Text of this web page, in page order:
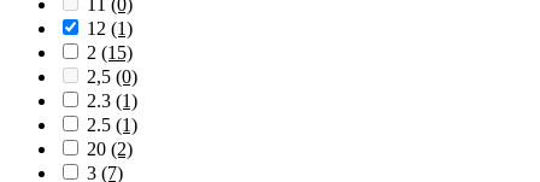
(0)
12 (1)
2 (15)
2,5 (0)
2.3 (1)
2.5 (1)
20 (2)
3 (7)